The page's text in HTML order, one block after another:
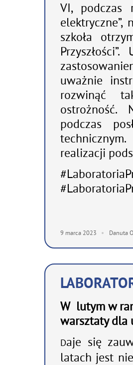
VI, podczas
szkoła
uważnie
rozwinąć
ostrożność.
podczas
realizacji
9 marca 2023 Danuta
W lutym w
warsztaty dla
Daje się
latach jest